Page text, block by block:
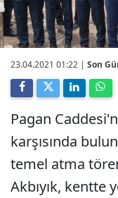
23.04.2021 01:22 | Son
Pagan
karşısında
temel atma
Akbıyık, kentte